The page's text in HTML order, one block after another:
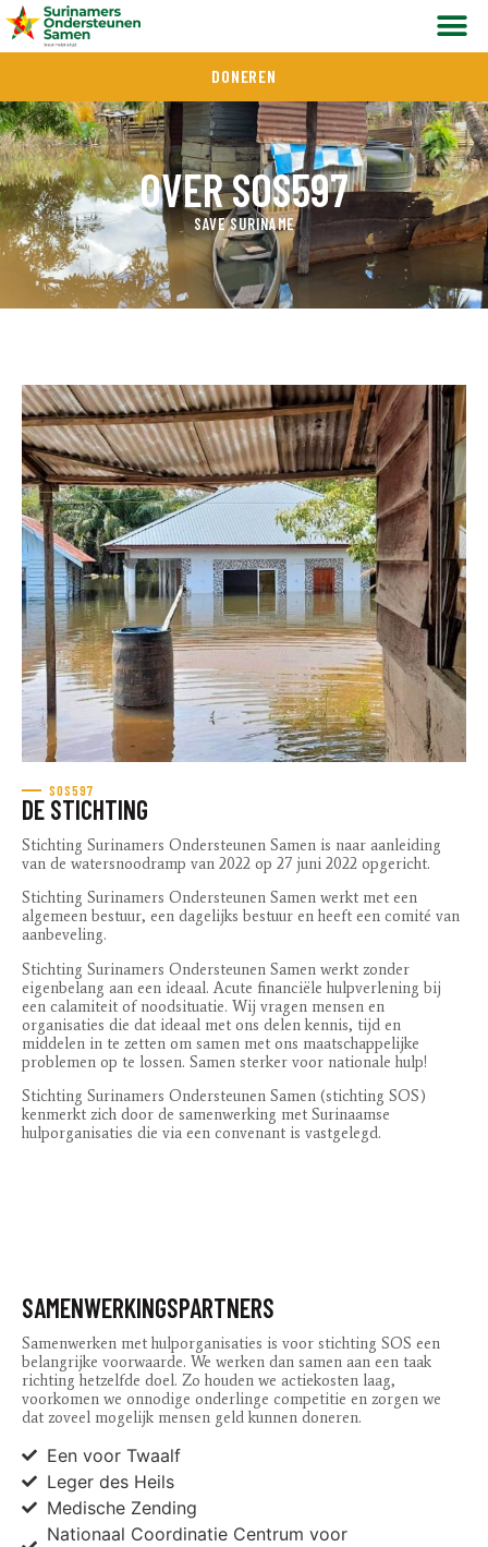
DONEREN
OVER SOS597
SAVE SURINAME
SOS597
DE STICHTING
Stichting Surinamers Ondersteunen Samen is naar aanleiding
van de watersnoodramp van 2022 op 27 juni 2022 opgericht.
Stichting Surinamers Ondersteunen Samen werkt met een
algemeen bestuur, een dagelijks bestuur en heeft een comité van
aanbeveling.
Stichting Surinamers Ondersteunen Samen werkt zonder
eigenbelang aan een ideaal. Acute financiële hulpverlening bij
een calamiteit of noodsituatie. Wij vragen mensen en
organisaties die dat ideaal met ons delen kennis, tijd en
middelen in te zetten om samen met ons maatschappelijke
problemen op te lossen. Samen sterker voor nationale hulp!
Stichting Surinamers Ondersteunen Samen (stichting SOS)
kenmerkt zich door de samenwerking met Surinaamse
hulporganisaties die via een convenant is vastgelegd.
SAMENWERKINGSPARTNERS
Samenwerken met hulporganisaties is voor stichting SOS een
belangrijke voorwaarde. We werken dan samen aan een taak
richting hetzelfde doel. Zo houden we actiekosten laag,
voorkomen we onnodige onderlinge competitie en zorgen we
dat zoveel mogelijk mensen geld kunnen doneren.
Een voor Twaalf
Leger des Heils
Medische Zending
Nationaal Coordinatie Centrum voor